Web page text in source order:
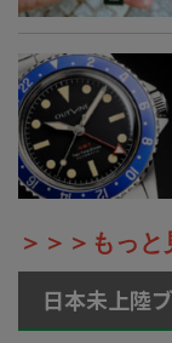
＞＞＞もっと
日本未上陸